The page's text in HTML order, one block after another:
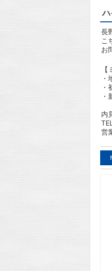
長
こ
お
・
内
営